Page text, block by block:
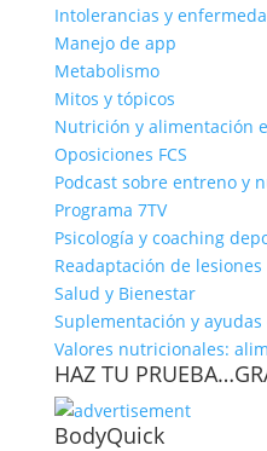
Intolerancias y
Manejo de app
Metabolismo
Mitos y tópicos
Nutrición y alimentación
Oposiciones FCS
Podcast sobre entreno y
Programa 7TV
Psicología y coaching
Readaptación de lesiones
Salud y Bienestar
Suplementación y ayudas
Valores nutricionales:
HAZ TU
BodyQuick